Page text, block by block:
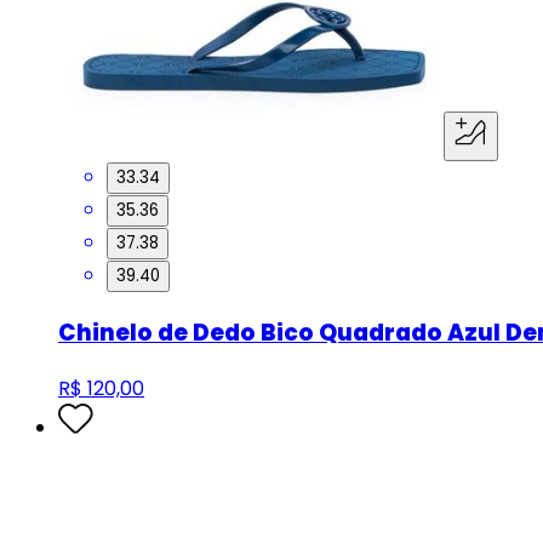
33.34
35.36
37.38
39.40
Chinelo de Dedo Bico Quadrado Azul
R$ 120,00